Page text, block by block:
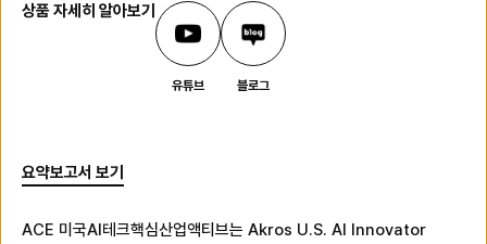
상품 자세히 알아보기
유튜브 블로그
요약보고서 보기
ACE 미국AI테크핵심산업액티브는 Akros U.S. AI Innovator